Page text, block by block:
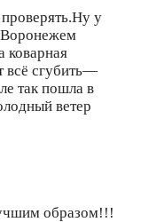
у
Воронежем
коварная
всё сгубить—
так пошла в
ветер
образом!!!